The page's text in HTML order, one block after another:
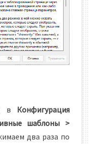
в Конфигурация
шаблоны >
два раза по